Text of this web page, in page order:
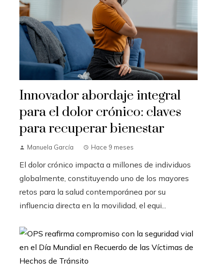
Innovador abordaje integral
para el dolor crónico: claves
para recuperar bienestar
Manuela García Hace 9 meses
El dolor crónico impacta a millones de individuos
globalmente, constituyendo uno de los mayores
retos para la salud contemporánea por su
influencia directa en la movilidad, el equi...